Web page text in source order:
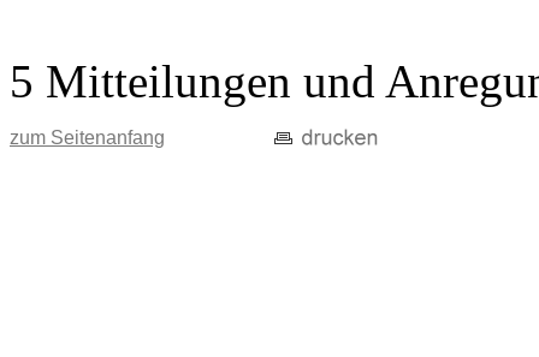
5 Mitteilungen und
zum Seitenanfang